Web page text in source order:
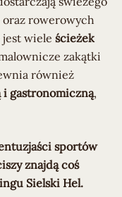
rowerowych
wiele ścieżek
zakątki
również
gastronomiczną,
sportów
znajdą coś
Sielski Hel.